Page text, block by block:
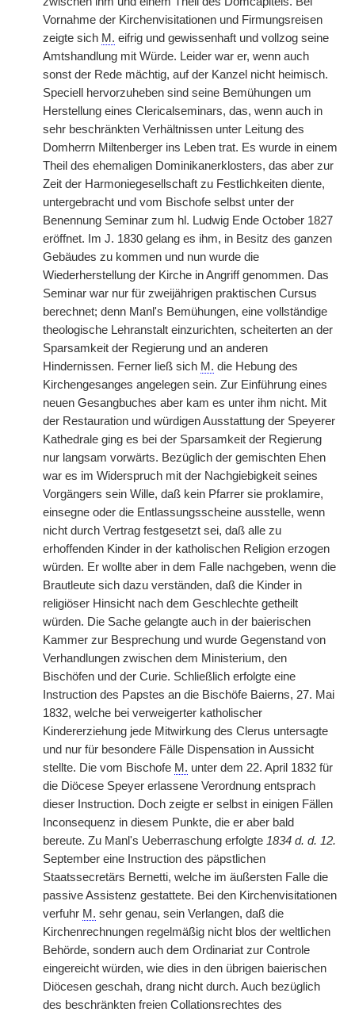
Vornahme der Kirchenvisitationen und Firmungsreisen
zeigte sich M. eifrig und gewissenhaft und vollzog seine
Amtshandlung mit Würde. Leider war er, wenn auch
sonst der Rede mächtig, auf der Kanzel nicht heimisch.
Speciell hervorzuheben sind seine Bemühungen um
Herstellung eines Clericalseminars, das, wenn auch in
sehr beschränkten Verhältnissen unter Leitung des
Domherrn Miltenberger ins Leben trat. Es wurde in einem
Theil des ehemaligen Dominikanerklosters, das aber zur
Zeit der Harmoniegesellschaft zu Festlichkeiten diente,
untergebracht und vom Bischofe selbst unter der
Benennung Seminar zum hl. Ludwig Ende October 1827
eröffnet. Im J. 1830 gelang es ihm, in Besitz des ganzen
Gebäudes zu kommen und nun wurde die
Wiederherstellung der Kirche in Angriff genommen. Das
Seminar war nur für zweijährigen praktischen Cursus
berechnet; denn Manl's Bemühungen, eine vollständige
theologische Lehranstalt einzurichten, scheiterten an der
Sparsamkeit der Regierung und an anderen
Hindernissen. Ferner ließ sich M. die Hebung des
Kirchengesanges angelegen sein. Zur Einführung eines
neuen Gesangbuches aber kam es unter ihm nicht. Mit
der Restauration und würdigen Ausstattung der Speyerer
Kathedrale ging es bei der Sparsamkeit der Regierung
nur langsam vorwärts. Bezüglich der gemischten Ehen
war es im Widerspruch mit der Nachgiebigkeit seines
Vorgängers sein Wille, daß kein Pfarrer sie proklamire,
einsegne oder die Entlassungsscheine ausstelle, wenn
nicht durch Vertrag festgesetzt sei, daß alle zu
erhoffenden Kinder in der katholischen Religion erzogen
würden. Er wollte aber in dem Falle nachgeben, wenn die
Brautleute sich dazu verständen, daß die Kinder in
religiöser Hinsicht nach dem Geschlechte getheilt
würden. Die Sache gelangte auch in der baierischen
Kammer zur Besprechung und wurde Gegenstand von
Verhandlungen zwischen dem Ministerium, den
Bischöfen und der Curie. Schließlich erfolgte eine
Instruction des Papstes an die Bischöfe Baierns, 27. Mai
1832, welche bei verweigerter katholischer
Kindererziehung jede Mitwirkung des Clerus untersagte
und nur für besondere Fälle Dispensation in Aussicht
stellte. Die vom Bischofe M. unter dem 22. April 1832 für
die Diöcese Speyer erlassene Verordnung entsprach
dieser Instruction. Doch zeigte er selbst in einigen Fällen
Inconsequenz in diesem Punkte, die er aber bald
bereute. Zu Manl's Ueberraschung erfolgte 1834 d. d. 12.
September eine Instruction des päpstlichen
Staatssecretärs Bernetti, welche im äußersten Falle die
passive Assistenz gestattete. Bei den Kirchenvisitationen
verfuhr M. sehr genau, sein Verlangen, daß die
Kirchenrechnungen regelmäßig nicht blos der weltlichen
Behörde, sondern auch dem Ordinariat zur Controle
eingereicht würden, wie dies in den übrigen baierischen
Diöcesen geschah, drang nicht durch. Auch bezüglich
des beschränkten freien Collationsrechtes des